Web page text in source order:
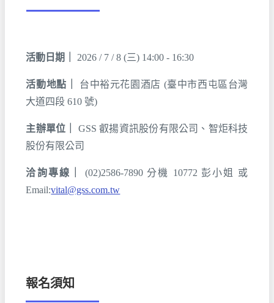
活動日期｜ 2026 / 7 / 8 (三) 14:00 - 16:30
活動地點｜
台中裕元花園酒店 (臺中市西屯區台灣
大道四段 610 號)
主辦單位｜ GSS 叡揚資訊股份有限公司、智炬科技
股份有限公司
洽詢專線｜(02)2586-7890 分機 10772 彭小姐 或
Email:vital@gss.com.tw
報名須知